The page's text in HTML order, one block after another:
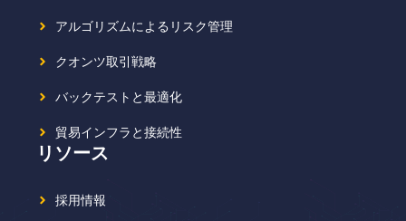
アルゴリズムによるリスク管理
クオンツ取引戦略
バックテストと最適化
貿易インフラと接続性
リソース
採用情報